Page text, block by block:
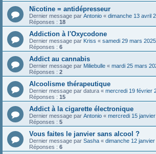
Nicotine = antidépresseur
Dernier message par Antonio « dimanche 13 avril
Réponses : 18
Addiction à l'Oxycodone
Dernier message par Kriss « samedi 29 mars
Réponses : 6
Addict au cannabis
Dernier message par Miliebulle « mardi 25 mars
Réponses : 2
Alcoolisme thérapeutique
Dernier message par datura « mercredi 19 février
Réponses : 15
Addict à la cigarette électronique
Dernier message par Antonio « mercredi 15
Réponses : 5
Vous faites le janvier sans alcool ?
Dernier message par Sasha « dimanche 12
Réponses : 6